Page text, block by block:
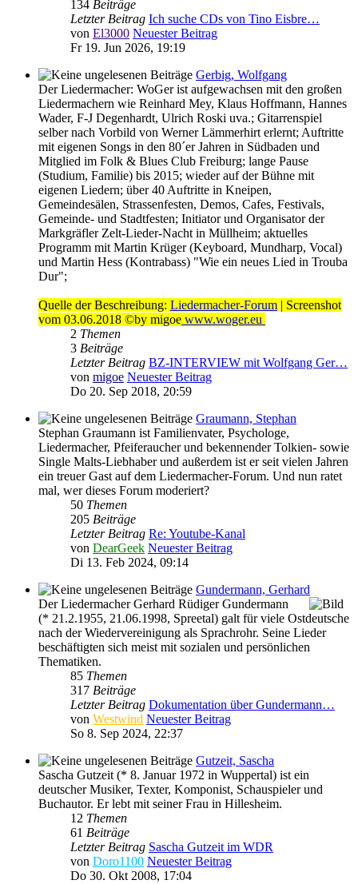
134 Beiträge
Letzter Beitrag Ich suche CDs von Tino Eisbre…
von El3000 Neuester Beitrag
Fr 19. Jun 2026, 19:19
Gerbig, Wolfgang
Der Liedermacher: WoGer ist aufgewachsen mit den großen
Liedermachern wie Reinhard Mey, Klaus Hoffmann, Hannes
Wader, F-J Degenhardt, Ulrich Roski uva.; Gitarrenspiel
selber nach Vorbild von Werner Lämmerhirt erlernt; Auftritte
mit eigenen Songs in den 80´er Jahren in Südbaden und
Mitglied im Folk & Blues Club Freiburg; lange Pause
(Studium, Familie) bis 2015; wieder auf der Bühne mit
eigenen Liedern; über 40 Auftritte in Kneipen,
Gemeindesälen, Strassenfesten, Demos, Cafes, Festivals,
Gemeinde- und Stadtfesten; Initiator und Organisator der
Markgräfler Zelt-Lieder-Nacht in Müllheim; aktuelles
Programm mit Martin Krüger (Keyboard, Mundharp, Vocal)
und Martin Hess (Kontrabass) "Wie ein neues Lied in Trouba
Dur";
Quelle der Beschreibung: Liedermacher-Forum | Screenshot
vom 03.06.2018 ©by migoe www.woger.eu
2 Themen
3 Beiträge
Letzter Beitrag BZ-INTERVIEW mit Wolfgang Ger…
von migoe Neuester Beitrag
Do 20. Sep 2018, 20:59
Graumann, Stephan
Stephan Graumann ist Familienvater, Psychologe,
Liedermacher, Pfeiferaucher und bekennender Tolkien- sowie
Single Malts-Liebhaber und außerdem ist er seit vielen Jahren
ein treuer Gast auf dem Liedermacher-Forum. Und nun ratet
mal, wer dieses Forum moderiert?
50 Themen
205 Beiträge
Letzter Beitrag Re: Youtube-Kanal
von DearGeek Neuester Beitrag
Di 13. Feb 2024, 09:14
Gundermann, Gerhard
Der Liedermacher Gerhard Rüdiger Gundermann
(* 21.2.1955, 21.06.1998, Spreetal) galt für viele Ostdeutsche
nach der Wiedervereinigung als Sprachrohr. Seine Lieder
beschäftigten sich meist mit sozialen und persönlichen
Thematiken.
85 Themen
317 Beiträge
Letzter Beitrag Dokumentation über Gundermann…
von Westwind Neuester Beitrag
So 8. Sep 2024, 22:37
Gutzeit, Sascha
Sascha Gutzeit (* 8. Januar 1972 in Wuppertal) ist ein
deutscher Musiker, Texter, Komponist, Schauspieler und
Buchautor. Er lebt mit seiner Frau in Hillesheim.
12 Themen
61 Beiträge
Letzter Beitrag Sascha Gutzeit im WDR
von Doro1100 Neuester Beitrag
Do 30. Okt 2008, 17:04